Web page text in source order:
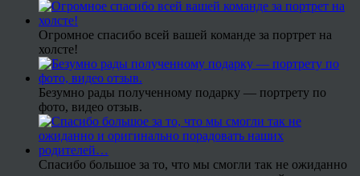
Огромное спасибо всей вашей команде за портрет на
холсте!
Безумно рады полученному подарку — портрету по
фото, видео отзыв.
Спасибо большое за то, что мы смогли так не ожиданно